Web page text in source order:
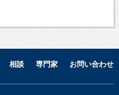
相談 専門家 お問い合わせ